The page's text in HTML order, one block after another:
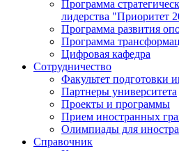
Программа
лидерства "Приоритет
Программа развития
Программа
Цифровая кафедра
Сотрудничество
Факультет подготовки
Партнеры университета
Проекты и программы
Прием иностранных
Олимпиады для
Справочник